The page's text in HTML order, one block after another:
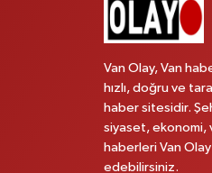
Van Olay, Van
hızlı, doğru ve
haber sitesidir.
siyaset, ekonomi,
haberleri Van
edebilirsiniz.